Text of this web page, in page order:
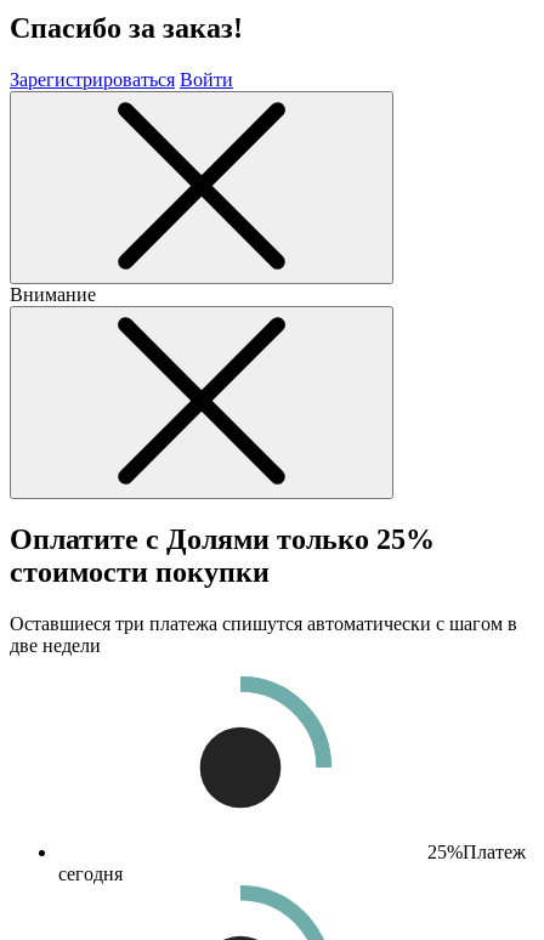
Спасибо за заказ!
Зарегистрироваться Войти
Внимание
Оплатите с Долями только 25%
стоимости покупки
Оставшиеся три платежа спишутся автоматически с шагом в
две недели
25%Платеж
сегодня